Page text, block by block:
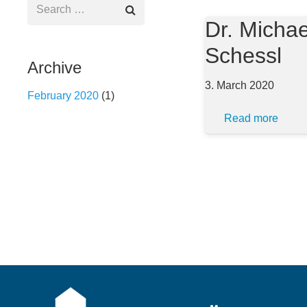
Search
Archive
February 2020 (1)
Dr.
Schessl
3. March 2020
Read more